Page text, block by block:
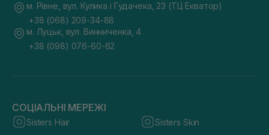
м. Рівне, вул. Кулика і Гудачека, 23 (ТЦ Екватор)
+38 (068) 209-34-88
м. Луцьк, вул. Винниченка, 4
+38 (098) 076-60-62
СОЦІАЛЬНІ МЕРЕЖІ
Sisters Hair Sisters Skin